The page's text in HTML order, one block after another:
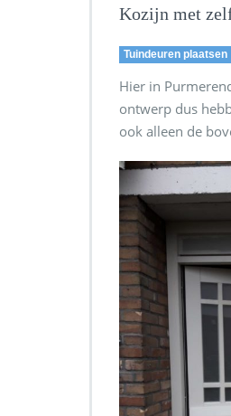
Kozijn met
Tuindeuren plaatsen
Hier in
ontwerp dus
ook alleen de